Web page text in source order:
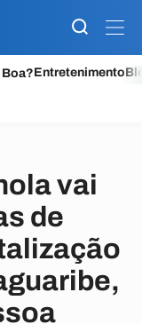
Boa?Entretenimento
vai
de